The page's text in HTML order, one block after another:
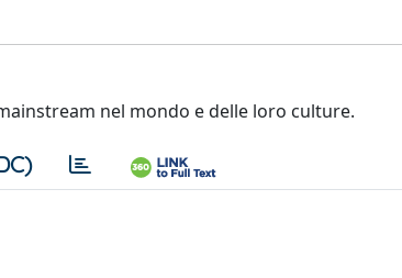
nel mondo e delle loro culture.